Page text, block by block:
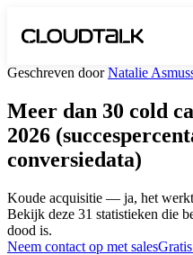
Geschreven doorNatalie
Meer dan 30 cold
2026
conversiedata)
Koude acquisitie — ja, het
Bekijk deze 31 statistieken die
dood is.
Neem contact op met sales